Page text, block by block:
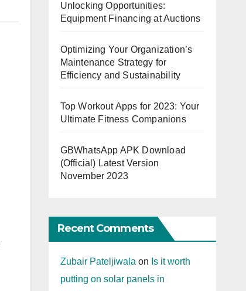
Unlocking Opportunities:
Equipment Financing at Auctions
Optimizing Your Organization’s
Maintenance Strategy for
Efficiency and Sustainability
Top Workout Apps for 2023: Your
Ultimate Fitness Companions
GBWhatsApp APK Download
(Official) Latest Version
November 2023
Recent Comments
Zubair Pateljiwala on Is it worth
putting on solar panels in